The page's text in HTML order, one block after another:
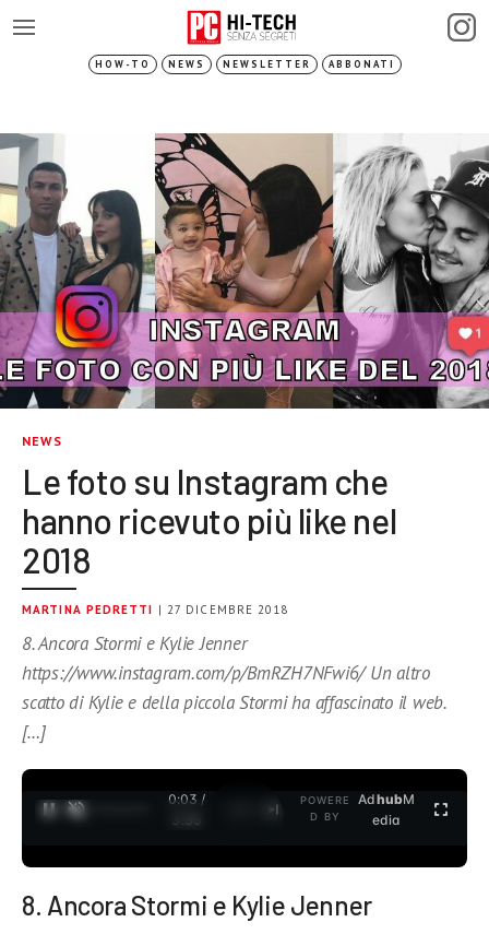
HOW-TO NEWS NEWSLETTER ABBONATI
NEWS
Le foto su Instagram che
hanno ricevuto più like nel
2018
MARTINA PEDRETTI | 27 DICEMBRE 2018
8. Ancora Stormi e Kylie Jenner
https://www.instagram.com/p/BmRZH7NFwi6/ Un altro
scatto di Kylie e della piccola Stormi ha affascinato il web.
[…]
0:03 /
3:35
POWERE
D BY
AdhubM
edia
8. Ancora Stormi e Kylie Jenner